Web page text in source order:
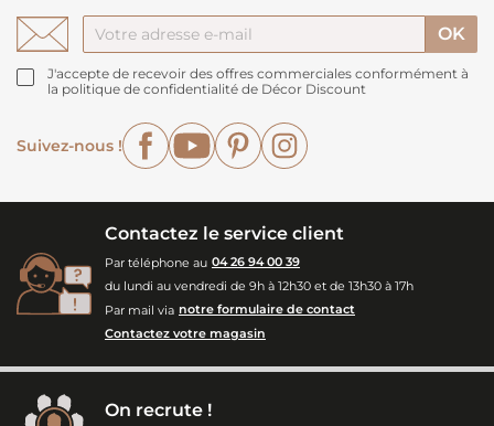
J'accepte de recevoir des offres commerciales conformément à
la politique de confidentialité de Décor Discount
Suivez-nous !
FacebookYouTubePinterest
Contactez le service client
Par téléphone au 04 26 94 00 39
du lundi au vendredi de 9h à 12h30 et de 13h30 à 17h
Par mail via notre formulaire de contact
Contactez votre magasin
On recrute !